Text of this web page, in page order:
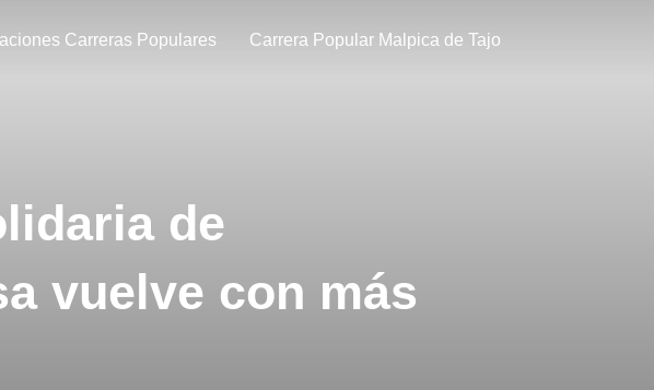
Carreras Populares Carrera Popular Malpica de Tajo
de
vuelve con más